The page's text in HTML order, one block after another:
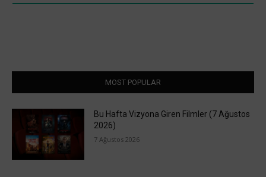
MOST POPULAR
Bu Hafta Vizyona Giren Filmler (7 Ağustos
2026)
7 Ağustos 2026